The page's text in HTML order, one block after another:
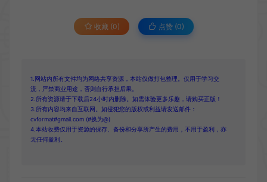
收藏 (0) 点赞 (0)
1.网站内所有文件均为网络共享资源，本站仅做打包整理。仅用于学习交
流，严禁商业用途，否则自行承担后果。
2.所有资源请于下载后24小时内删除。如需体验更多乐趣，请购买正版！
3.所有内容均来自互联网。如侵犯您的版权或利益请发送邮件：
cvformat#gmail.com (#换为@)
4.本站收费仅用于资源的保存、备份和分享所产生的费用，不用于盈利，亦
无任何盈利。